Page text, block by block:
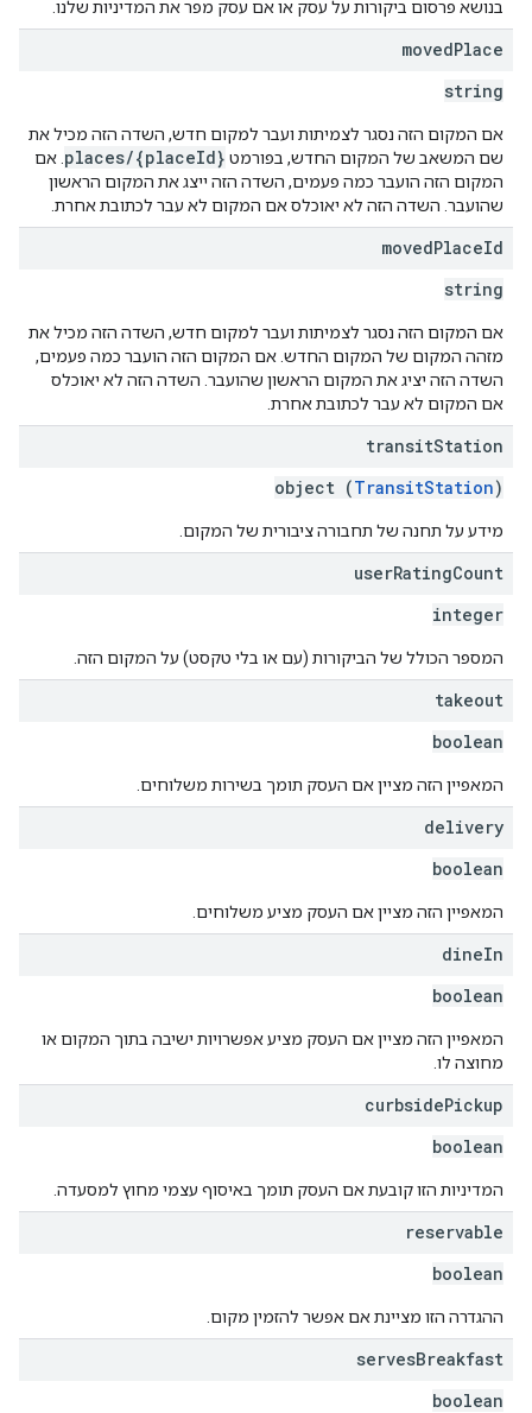
בנושא פרסום ביקורות על עסק או אם עסק מפר את המדיניות שלנו.
movedPlace
string
אם המקום הזה נסגר לצמיתות ועבר למקום חדש, השדה הזה מכיל את
שם המשאב של המקום החדש, בפורמט places/{placeId} . אם
המקום הזה הועבר כמה פעמים, השדה הזה ייצג את המקום הראשון
שהועבר. השדה הזה לא יאוכלס אם המקום לא עבר לכתובת אחרת.
movedPlaceId
string
אם המקום הזה נסגר לצמיתות ועבר למקום חדש, השדה הזה מכיל את
מזהה המקום של המקום החדש. אם המקום הזה הועבר כמה פעמים,
השדה הזה יציג את המקום הראשון שהועבר. השדה הזה לא יאוכלס
אם המקום לא עבר לכתובת אחרת.
transitStation
object (TransitStation)
מידע על תחנה של תחבורה ציבורית של המקום.
userRatingCount
integer
המספר הכולל של הביקורות (עם או בלי טקסט) על המקום הזה.
takeout
boolean
המאפיין הזה מציין אם העסק תומך בשירות משלוחים.
delivery
boolean
המאפיין הזה מציין אם העסק מציע משלוחים.
dineIn
boolean
המאפיין הזה מציין אם העסק מציע אפשרויות ישיבה בתוך המקום או
מחוצה לו.
curbsidePickup
boolean
המדיניות הזו קובעת אם העסק תומך באיסוף עצמי מחוץ למסעדה.
reservable
boolean
ההגדרה הזו מציינת אם אפשר להזמין מקום.
servesBreakfast
boolean